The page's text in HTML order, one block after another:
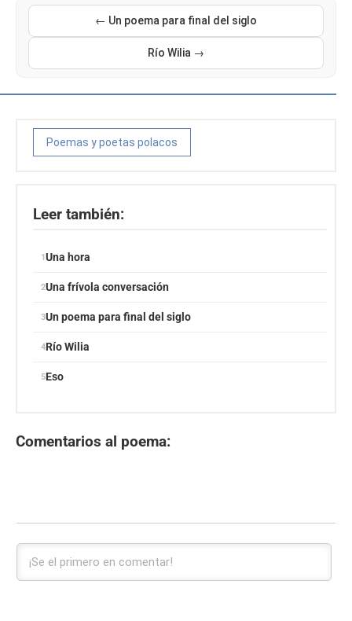
← Un poema para final del siglo
Río Wilia →
Poemas y poetas polacos
Leer también:
Una hora
Una frívola conversación
Un poema para final del siglo
Río Wilia
Eso
Comentarios al poema: